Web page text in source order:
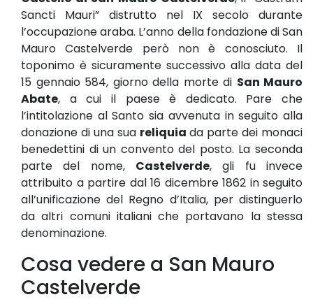
Sancti Mauri” distrutto nel IX secolo durante
l’occupazione araba. L’anno della fondazione di San
Mauro Castelverde però non è conosciuto. Il
toponimo è sicuramente successivo alla data del
15 gennaio 584, giorno della morte di San Mauro
Abate, a cui il paese è dedicato. Pare che
l’intitolazione al Santo sia avvenuta in seguito alla
donazione di una sua reliquia da parte dei monaci
benedettini di un convento del posto. La seconda
parte del nome, Castelverde, gli fu invece
attribuito a partire dal 16 dicembre 1862 in seguito
all’unificazione del Regno d’Italia, per distinguerlo
da altri comuni italiani che portavano la stessa
denominazione.
Cosa vedere a San Mauro
Castelverde